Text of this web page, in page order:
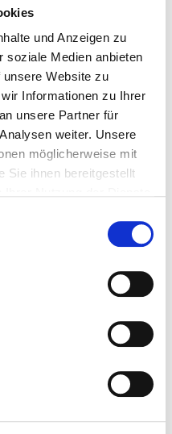
und Anzeigen zu
soziale Medien anbieten
Website zu
Informationen zu Ihrer
unsere Partner für
weiter. Unsere
möglicherweise mit
Sie ihnen bereitgestellt
P.P. AB
€ 453 p.P.